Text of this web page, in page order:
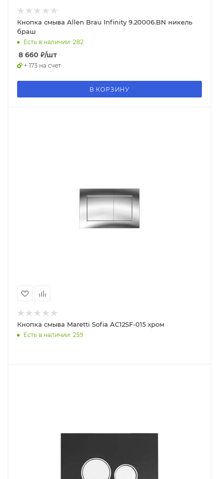
Кнопка смыва Allen Brau Infinity 9.20006.BN никель
браш
Есть в наличии: 282
8 660 ₽/шт
+ 173 на счет
В КОРЗИНУ
Кнопка смыва Maretti Sofia AC12SF-015 хром
Есть в наличии: 259